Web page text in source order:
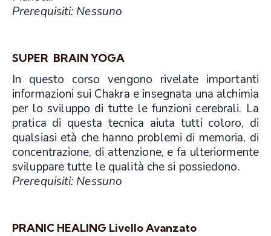
Prerequisiti: Nessuno
SUPER BRAIN YOGA
In questo corso vengono rivelate importanti
informazioni sui Chakra e insegnata una alchimia
per lo sviluppo di tutte le funzioni cerebrali. La
pratica di questa tecnica aiuta tutti coloro, di
qualsiasi età che hanno problemi di memoria, di
concentrazione, di attenzione, e fa ulteriormente
sviluppare tutte le qualità che si possiedono.
Prerequisiti: Nessuno
PRANIC HEALING Livello Avanzato